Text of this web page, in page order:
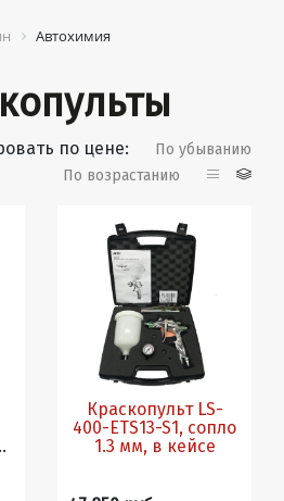
Автохимия
по цене:
По убыванию
По возрастанию
Краскопульт LS-
400-ETS13-S1, сопло
1.3 мм, в кейсе